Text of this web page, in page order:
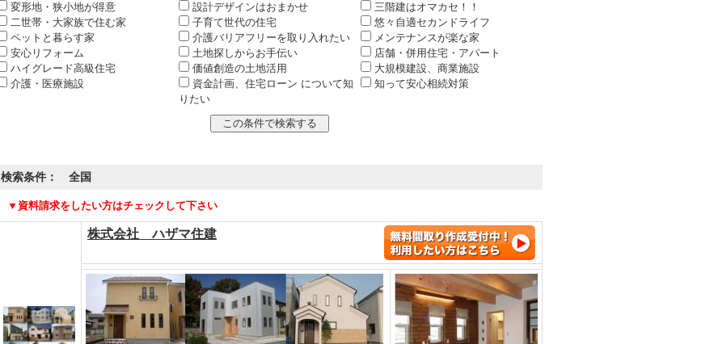
変形地・狭小地が得意
設計デザインはおまかせ
三階建はオマカセ！！
二世帯・大家族で住む家
子育て世代の住宅
悠々自適セカンドライフ
ペットと暮らす家
介護バリアフリーを取り入れたい
メンテナンスが楽な家
安心リフォーム
土地探しからお手伝い
店舗・併用住宅・アパート
ハイグレード高級住宅
価値創造の土地活用
大規模建設、商業施設
介護・医療施設
資金計画、住宅ローン について知
りたい
知って安心相続対策
検索条件： 全国
▼資料請求をしたい方はチェックして下さい
株式会社 ハザマ住建